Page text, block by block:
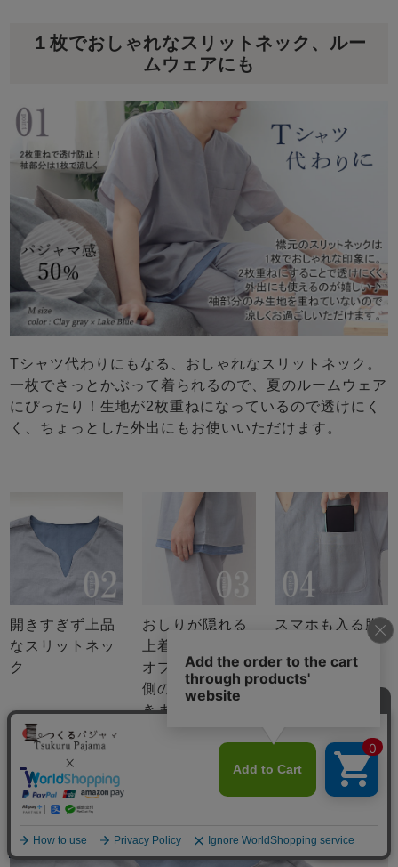
メニュー
１枚でおしゃれなスリットネック、ルー
ムウェアにも
Tシャツ代わりにもなる、おしゃれなスリットネック。
一枚でさっとかぶって着られるので、夏のルームウェア
にぴったり！生地が2枚重ねになっているので透けにく
く、ちょっとした外出にもお使いいただけます。
開きすぎず上品
なスリットネッ
ク
おしりが隠れる
上着すそ丈
オプションで内
側の色を変更で
きます
スマホも入る胸